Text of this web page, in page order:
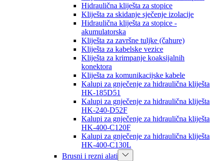
Hidraulična kliješta za stopice
Kliješta za skidanje sječenje izolacije
Hidraulična kliješta za stopice -
akumulatorska
Kliješta za završne tuljke (čahure)
Kliješta za kabelske vezice
Kliješta za krimpanje koaksijalnih
konektora
Kliješta za komunikacijske kabele
Kalupi za gnječenje za hidraulična kliješta
HK-185D51
Kalupi za gnječenje za hidraulična kliješta
HK-240-D52F
Kalupi za gnječenje za hidraulična kliješta
HK-400-C120F
Kalupi za gnječenje za hidraulična kliješta
HK-400-C130L
Brusni i rezni alati